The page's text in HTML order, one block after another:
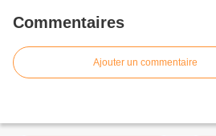
Commentaires
Ajouter un commentaire